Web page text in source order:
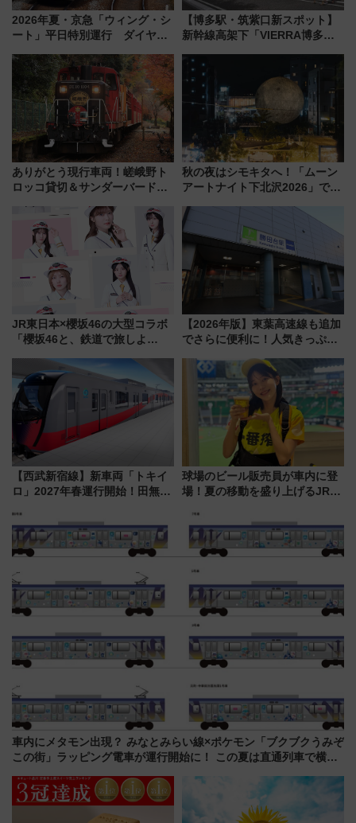
2026年夏・京急「ウィング・シ
ート」平日特別運行 ダイヤ・
三浦海岸を堪能できるお出かけ
プランもご紹介
【博多駅・筑紫口新スポット】
新幹線高架下「VIERRA博多テ
など注目の全6店舗 「博多活憩
通り」も一新
ありがとう現行車両！嵯峨野ト
ロッコ貸切＆サンダーバードレ
斉藤雪乃＆福原トシヒロと行
く！9月13日「京都の鉄道満喫
ツアー」開催
秋の夜はシモキタへ！「ムーン
アートナイト下北沢2026」でイ
を満喫しよう
JR東日本×櫻坂46の大型コラボ
「櫻坂46と、鉄道で旅しよ
潟・長野・庄内へ
【2026年版】東葉高速線も追加
でさらに便利に！人気きっぷ
今年も発売 秋・早春に千葉県を
巡るなら使い勝手・コスパ抜群
【西武新宿線】新車両「トキイ
ロ」2027年春運行開始！田無・
球場のビール販売員が車内に登
場！夏の移動を盛り上げるJR九
スとコラボ
車内にメタモン出現？ みなとみらい線×ポケモン「ブクブクうみぞ
この街」ラッピング電車が運行開始に！ この夏は直通列車で横浜